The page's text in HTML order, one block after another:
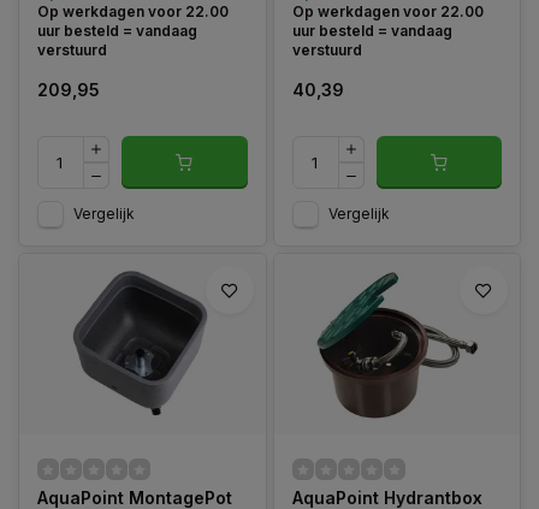
Op werkdagen voor 22.00
uur besteld = vandaag
verstuurd
209,95
Vergelijk
Op werkdagen voor 22.00
uur besteld = vandaag
verstuurd
40,39
Vergelijk
AquaPoint MontagePot
AquaPoint Hydrantbox